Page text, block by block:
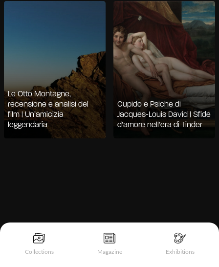
Collections Magazine Exhibitions
Le Otto Montagne,
recensione e analisi del
film | Un’amicizia
leggendaria
Cupido e Psiche di
Jacques-Louis David | Sfide
d’amore nell’era di Tinder
Informativa sulla raccolta